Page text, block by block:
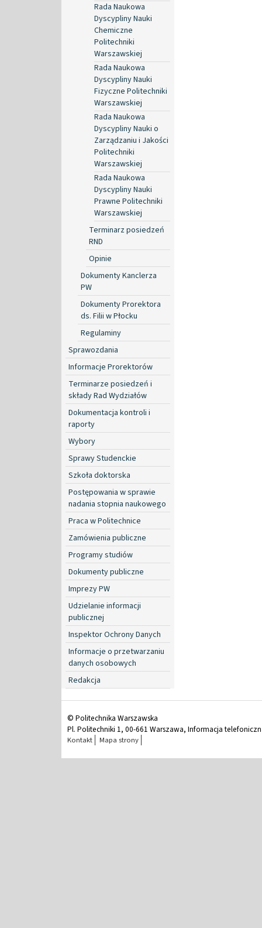
Rada Naukowa
Dyscypliny Nauki
Chemiczne
Politechniki
Warszawskiej
Rada Naukowa
Dyscypliny Nauki
Fizyczne Politechniki
Warszawskiej
Rada Naukowa
Dyscypliny Nauki o
Zarządzaniu i Jakości
Politechniki
Warszawskiej
Rada Naukowa
Dyscypliny Nauki
Prawne Politechniki
Warszawskiej
Terminarz posiedzeń
RND
Opinie
Dokumenty Kanclerza
PW
Dokumenty Prorektora
ds. Filii w Płocku
Regulaminy
Sprawozdania
Informacje Prorektorów
Terminarze posiedzeń i
składy Rad Wydziałów
Dokumentacja kontroli i
raporty
Wybory
Sprawy Studenckie
Szkoła doktorska
Postępowania w sprawie
nadania stopnia naukowego
Praca w Politechnice
Zamówienia publiczne
Programy studiów
Dokumenty publiczne
Imprezy PW
Udzielanie informacji
publicznej
Inspektor Ochrony Danych
Informacje o przetwarzaniu
danych osobowych
Redakcja
© Politechnika Warszawska
Pl. Politechniki 1, 00-661 Warszawa, Informacja
Kontakt Mapa strony